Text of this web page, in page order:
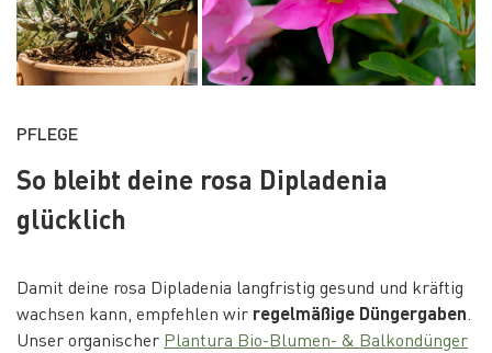
PFLEGE
So bleibt deine rosa Dipladenia
glücklich
Damit deine rosa Dipladenia langfristig gesund und kräftig
wachsen kann, empfehlen wir regelmäßige Düngergaben.
Unser organischer Plantura Bio-Blumen- & Balkondünger